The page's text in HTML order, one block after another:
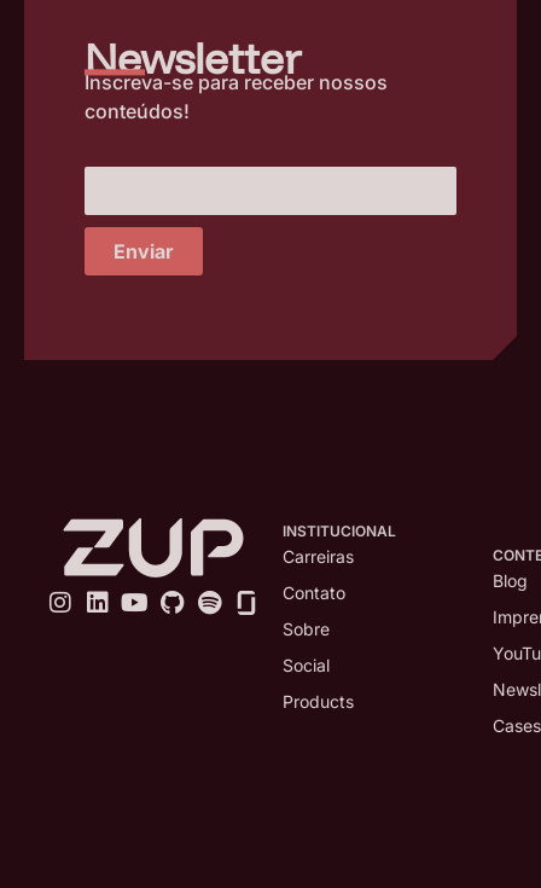
Newsletter
–
Inscreva-se para receber nossos
conteúdos!
Enviar
INSTITUCIONAL
Carreiras
Contato
Sobre
Social
Products
Blog
Cases